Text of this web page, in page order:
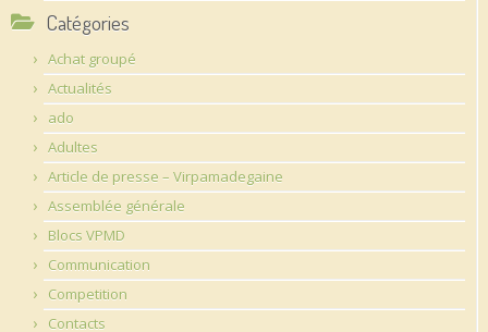
Catégories
Achat groupé
Actualités
ado
Adultes
Article de presse – Virpamadegaine
Assemblée générale
Blocs VPMD
Communication
Competition
Contacts